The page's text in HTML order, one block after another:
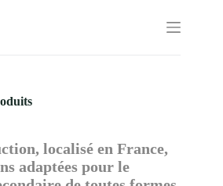
localisé en France,
adaptées pour le